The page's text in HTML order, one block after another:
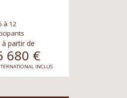
à 12
à partir de
680 €
INCLUS